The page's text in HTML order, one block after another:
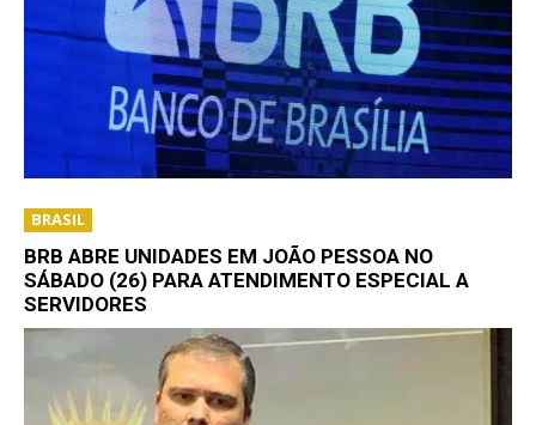
BRASIL
BRB ABRE UNIDADES EM JOÃO PESSOA NO
SÁBADO (26) PARA ATENDIMENTO ESPECIAL A
SERVIDORES